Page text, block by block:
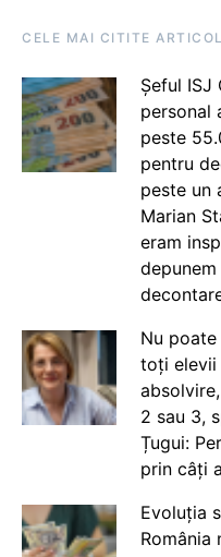
CELE MAI CITITE
Șeful ISJ
personal
peste
pentru
peste un
Marian
eram
Nu
toți elevii
2 sau 3,
Țugui:
prin câți
Evoluția
România